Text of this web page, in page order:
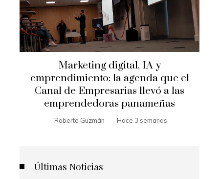
Marketing digital, IA y
emprendimiento: la agenda que el
Canal de Empresarias llevó a las
emprendedoras panameñas
Roberto Guzmán Hace 3 semanas
Últimas Noticias